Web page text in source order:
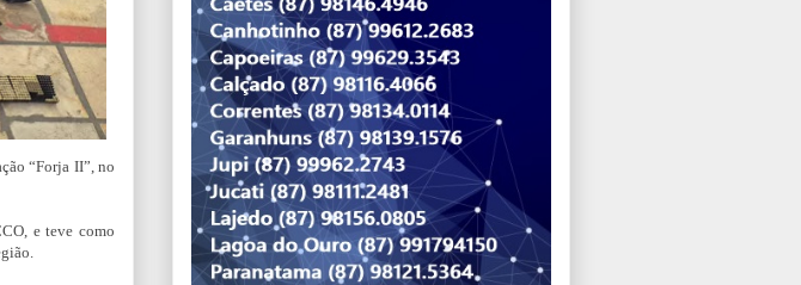
“Forja II”, no
e teve como